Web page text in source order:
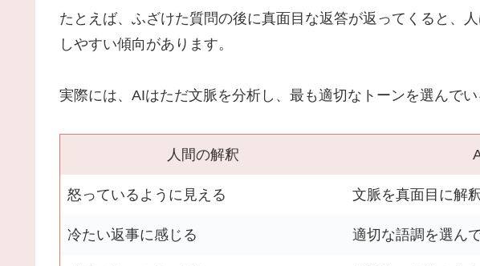
たとえば、ふざけた質問の後に真面目な返答が返ってくると、
しやすい傾向があります。
実際には、AIはただ文脈を分析し、最も適切なトーンを選んでい
人間の解釈
怒っているように見える 文脈を真面目に解
冷たい返事に感じる 適切な語調を選ん